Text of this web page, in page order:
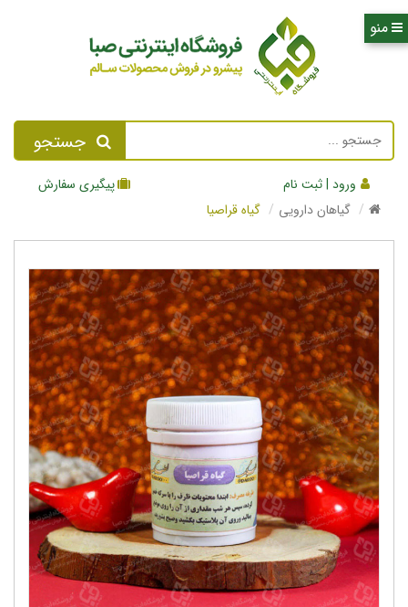
جستجو
ورود | ثبت نام
پیگیری سفارش
گیاهان دارویی
گیاه قراصیا